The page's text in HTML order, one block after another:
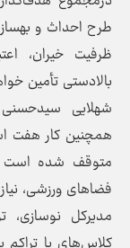
ظرفیت خیران،
بالادستی تأمین
شهلایی
همچنین کار هفت
متوقف شده‌ است
فضاهای ورزشی،
مدیرکل